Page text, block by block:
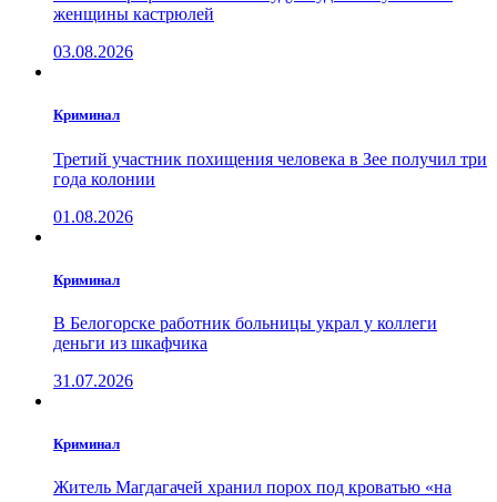
женщины кастрюлей
03.08.2026
Криминал
Третий участник похищения человека в Зее получил три
года колонии
01.08.2026
Криминал
В Белогорске работник больницы украл у коллеги
деньги из шкафчика
31.07.2026
Криминал
Житель Магдагачей хранил порох под кроватью «на